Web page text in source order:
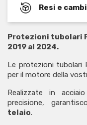
Resi e
Protezioni tubolari
2019 al 2024.
Le protezioni tubolari
per il motore della
Realizzate in
precisione,
telaio.